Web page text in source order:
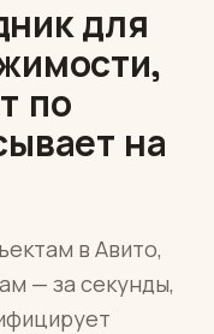
для
по
на
в Авито,
— за секунды,